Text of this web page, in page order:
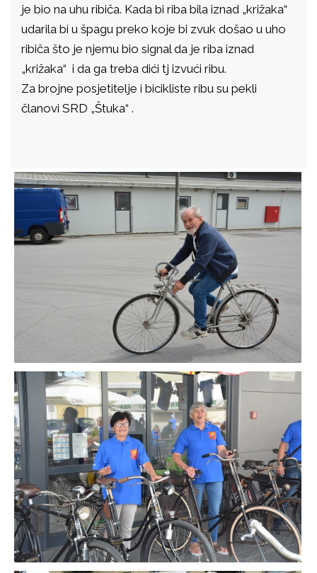
je bio na uhu ribiča. Kada bi riba bila iznad „križaka“
udarila bi u špagu preko koje bi zvuk došao u uho
ribiča što je njemu bio signal da je riba iznad
„križaka“ i da ga treba dići tj izvući ribu.
Za brojne posjetitelje i bicikliste ribu su pekli
članovi SRD „Štuka“ .